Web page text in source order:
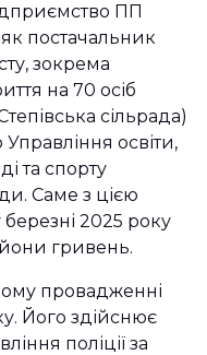
ПП
постачальник
зокрема
на 70 осіб
сільрада)
освіти,
та спорту
Саме з цією
2025 року
гривень.
провадженні
Його здійснює
поліції за